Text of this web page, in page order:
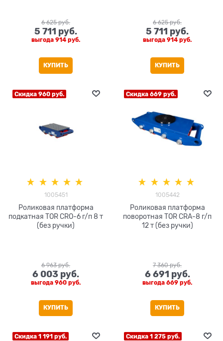
6 625 руб.
5 711 руб.
выгода 914 руб.
КУПИТЬ
6 625 руб.
5 711 руб.
выгода 914 руб.
КУПИТЬ
Скидка 960 руб.
1005451
Роликовая платформа
подкатная TOR CRO-6 г/п 8 т
(без ручки)
6 963 руб.
6 003 руб.
выгода 960 руб.
КУПИТЬ
Скидка 669 руб.
1005442
Роликовая платформа
поворотная TOR CRA-8 г/п
12 т (без ручки)
7 360 руб.
6 691 руб.
выгода 669 руб.
КУПИТЬ
Скидка 1 191 руб. Скидка 1 275 руб.